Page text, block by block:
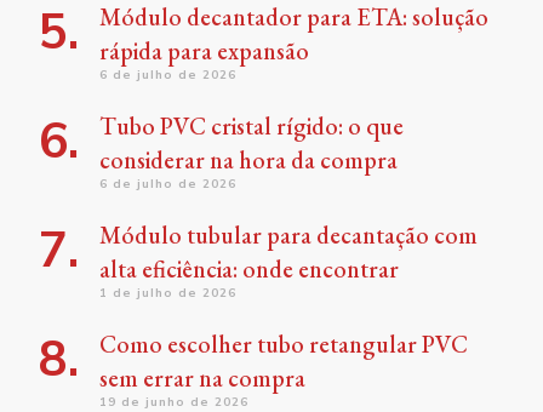
Módulo decantador para ETA: solução
rápida para expansão
6 de julho de 2026
Tubo PVC cristal rígido: o que
considerar na hora da compra
6 de julho de 2026
Módulo tubular para decantação com
alta eficiência: onde encontrar
1 de julho de 2026
Como escolher tubo retangular PVC
sem errar na compra
19 de junho de 2026